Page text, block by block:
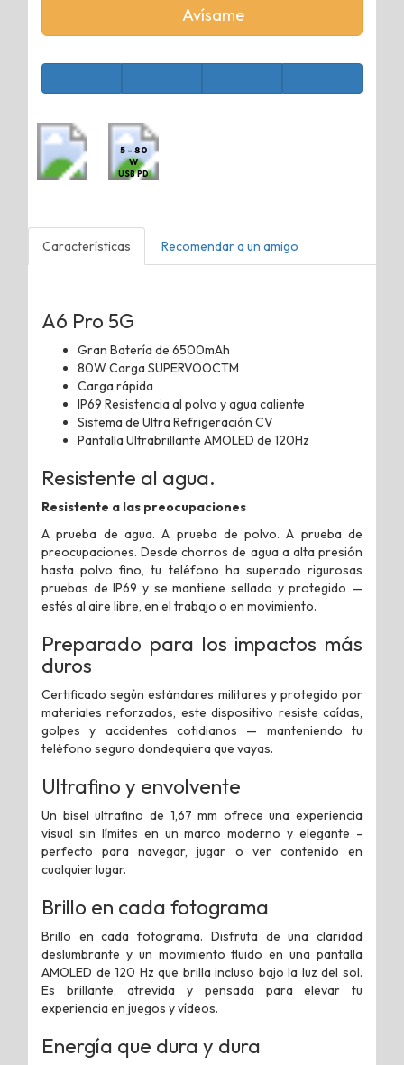
Avísame
5 - 80
W
USB PD
Características Recomendar a un amigo
A6 Pro 5G
Gran Batería de 6500mAh
80W Carga SUPERVOOCTM
Carga rápida
IP69 Resistencia al polvo y agua caliente
Sistema de Ultra Refrigeración CV
Pantalla Ultrabrillante AMOLED de 120Hz
Resistente al agua.
Resistente a las preocupaciones
A prueba de agua. A prueba de polvo. A prueba de
preocupaciones. Desde chorros de agua a alta presión
hasta polvo fino, tu teléfono ha superado rigurosas
pruebas de IP69 y se mantiene sellado y protegido —
estés al aire libre, en el trabajo o en movimiento.
Preparado para los impactos más
duros
Certificado según estándares militares y protegido por
materiales reforzados, este dispositivo resiste caídas,
golpes y accidentes cotidianos — manteniendo tu
teléfono seguro dondequiera que vayas.
Ultrafino y envolvente
Un bisel ultrafino de 1,67 mm ofrece una experiencia
visual sin límites en un marco moderno y elegante -
perfecto para navegar, jugar o ver contenido en
cualquier lugar.
Brillo en cada fotograma
Brillo en cada fotograma. Disfruta de una claridad
deslumbrante y un movimiento fluido en una pantalla
AMOLED de 120 Hz que brilla incluso bajo la luz del sol.
Es brillante, atrevida y pensada para elevar tu
experiencia en juegos y vídeos.
Energía que dura y dura